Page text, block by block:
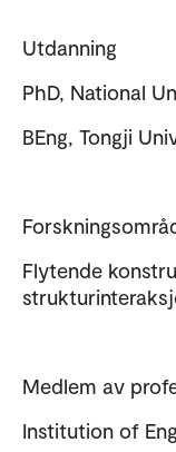
Utdanning
PhD, National
BEng, Tongji
Flytende
Medlem av
Institution of